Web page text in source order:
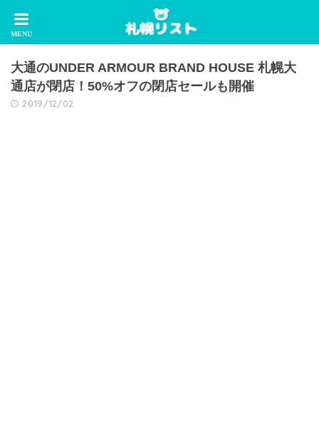
大通のUNDER ARMOUR BRAND HOUSE 札幌大
通店が閉店！50%オフの閉店セールも開催
2019/12/02